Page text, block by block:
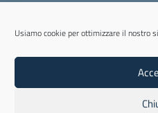
Usiamo cookie per ottimizzare il nostro
Via Mur di Cadola, 12 - 32100
Codice meccanografico:
93051950256 - Codice univoco